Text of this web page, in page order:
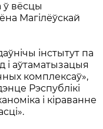
ў вёсцы
Магілёўскай
інстытут па
і аўтаматызацыя
комплексаў»,
Рэспублікі
і кіраванне